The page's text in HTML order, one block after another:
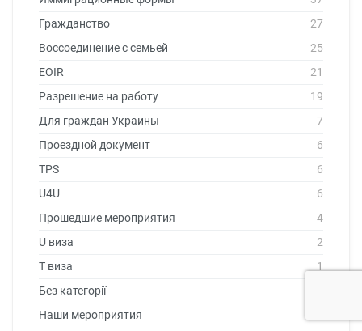
Гражданство
27
Воссоединение с семьей
25
EOIR
21
Разрешение на работу
19
Для граждан Украины
7
Проездной документ
6
TPS
6
U4U
6
Прошедшие мероприятия
4
U виза
2
T виза
1
Без категорії
Наши мероприятия